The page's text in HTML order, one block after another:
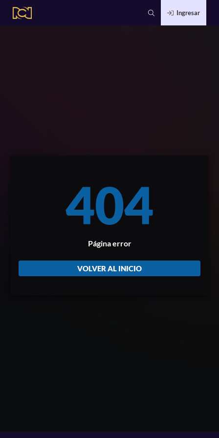
Ingresar
404
Página error
VOLVER AL INICIO